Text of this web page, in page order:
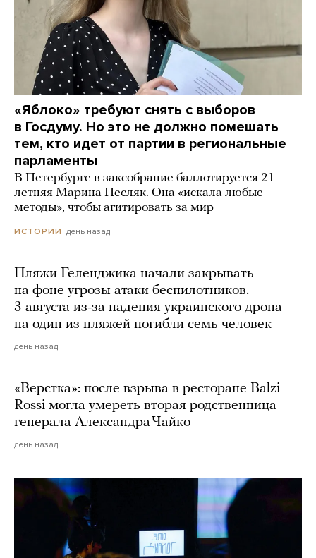
«Яблоко» требуют снять с выборов
в Госдуму. Но это не должно помешать
тем, кто идет от партии в региональные
парламенты
В Петербурге в заксобрание баллотируется 21-
летняя Марина Песляк. Она «искала любые
методы», чтобы агитировать за мир
ИСТОРИИ день назад
Пляжи Геленджика начали закрывать
на фоне угрозы атаки беспилотников.
3 августа из-за падения украинского дрона
на один из пляжей погибли семь человек
день назад
«Верстка»: после взрыва в ресторане Balzi
Rossi могла умереть вторая родственница
генерала Александра Чайко
день назад